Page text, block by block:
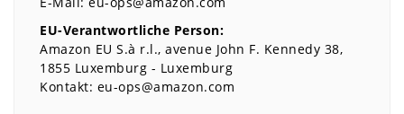
EU-Verantwortliche Person:
Amazon EU S.à r.l. avenue John F. Kennedy 38
1855 Luxemburg
Luxemburg
Kontakt: eu-ops@amazon.com